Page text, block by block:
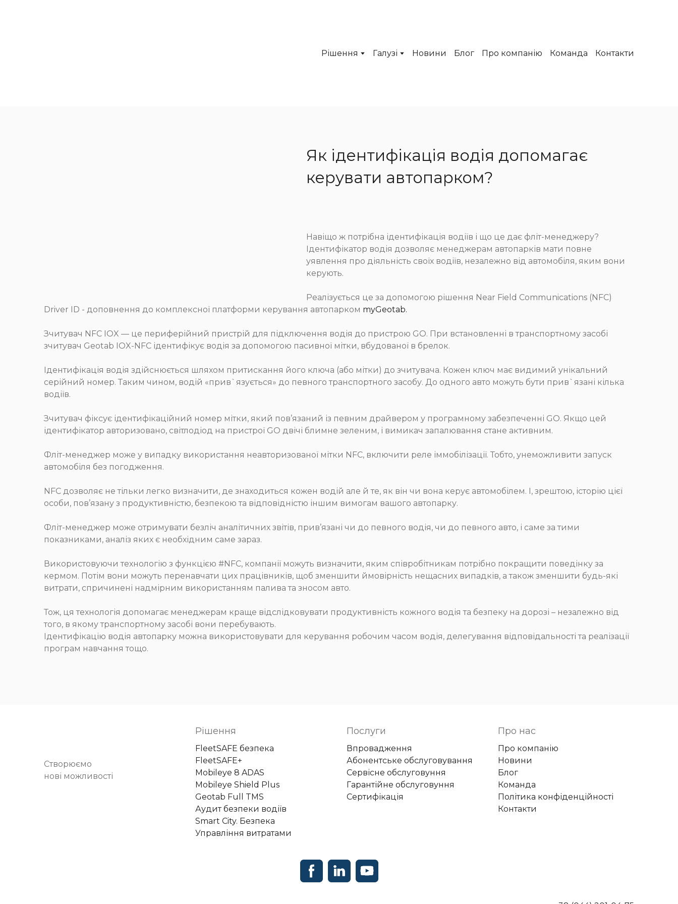
Рішення Галузі Новини Блог Про компанію Команда Контакти
Як ідентифікація водія допомагає
керувати автопарком?
Навіщо ж потрібна ідентифікація водіїв і що це дає фліт-менеджеру?
Ідентифікатор водія дозволяє менеджерам автопарків мати повне
уявлення про діяльність своїх водіїв, незалежно від автомобіля, яким вони
керують.
Реалізується це за допомогою рішення Near Field Communications (NFC)
Driver ID - доповнення до комплексної платформи керування автопарком myGeotab.
Зчитувач NFC IOX — це периферійний пристрій для підключення водія до пристрою GO. При встановленні в транспортному засобі
зчитувач Geotab IOX-NFC ідентифікує водія за допомогою пасивної мітки, вбудованої в брелок.
Ідентифікація водія здійснюється шляхом притискання його ключа (або мітки) до зчитувача. Кожен ключ має видимий унікальний
серійний номер. Таким чином, водій «прив`язується» до певного транспортного засобу. До одного авто можуть бути прив`язані кілька
водіїв.
Зчитувач фіксує ідентифікаційний номер мітки, який пов’язаний із певним драйвером у програмному забезпеченні GO. Якщо цей
ідентифікатор авторизовано, світлодіод на пристрої GO двічі блимне зеленим, і вимикач запалювання стане активним.
Фліт-менеджер може у випадку використання неавторизованої мітки NFC, включити реле іммобілізації. Тобто, унеможливити запуск
автомобіля без погодження.
NFC дозволяє не тільки легко визначити, де знаходиться кожен водій але й те, як він чи вона керує автомобілем. І, зрештою, історію цієї
особи, пов’язану з продуктивністю, безпекою та відповідністю іншим вимогам вашого автопарку.
Фліт-менеджер може отримувати безліч аналітичних звітів, прив’язані чи до певного водія, чи до певного авто, і саме за тими
показниками, аналіз яких є необхідним саме зараз.
Використовуючи технологію з функцією #NFC, компанії можуть визначити, яким співробітникам потрібно покращити поведінку за
кермом. Потім вони можуть перенавчати цих працівників, щоб зменшити ймовірність нещасних випадків, а також зменшити будь-які
витрати, спричинені надмірним використанням палива та зносом авто.
Тож, ця технологія допомагає менеджерам краще відслідковувати продуктивність кожного водія та безпеку на дорозі – незалежно від
того, в якому транспортному засобі вони перебувають.
Ідентифікацію водія автопарку можна використовувати для керування робочим часом водія, делегування відповідальності та реалізації
програм навчання тощо.
Створюємо
нові можливості
Рішення
FleetSAFE безпека
FleetSAFE+
Mobileye 8 ADAS
Mobileye Shield Plus
Geotab Full TMS
Аудит безпеки водіїв
Smart City. Безпека
Управління витратами
Послуги
Впровадження
Абонентське обслуговування
Сервісне обслуговуння
Гарантійне обслуговуння
Сертифікація
Про нас
Про компанію
Новини
Блог
Команда
Політика конфіденційності
Контакти